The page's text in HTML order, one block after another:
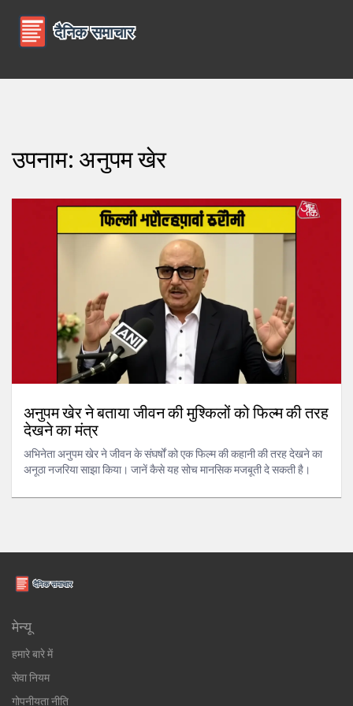
उपनाम: अनुपम खेर
अनुपम खेर ने बताया जीवन की मुश्किलों को फिल्म की तरह
देखने का मंत्र
अभिनेता अनुपम खेर ने जीवन के संघर्षों को एक फिल्म की कहानी की तरह देखने का
अनूठा नजरिया साझा किया। जानें कैसे यह सोच मानसिक मजबूती दे सकती है।
मेन्यू
हमारे बारे में
सेवा नियम
गोपनीयता नीति